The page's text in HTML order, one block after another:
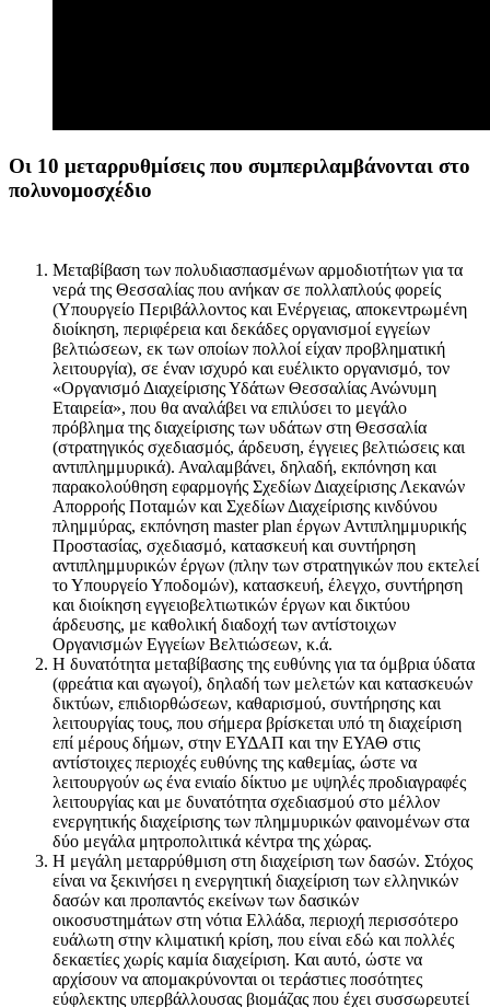
Οι 10 μεταρρυθμίσεις που συμπεριλαμβάνονται στο
πολυνομοσχέδιο
Μεταβίβαση των πολυδιασπασμένων αρμοδιοτήτων για τα
νερά της Θεσσαλίας που ανήκαν σε πολλαπλούς φορείς
(Υπουργείο Περιβάλλοντος και Ενέργειας, αποκεντρωμένη
διοίκηση, περιφέρεια και δεκάδες οργανισμοί εγγείων
βελτιώσεων, εκ των οποίων πολλοί είχαν προβληματική
λειτουργία), σε έναν ισχυρό και ευέλικτο οργανισμό, τον
«Οργανισμό Διαχείρισης Υδάτων Θεσσαλίας Ανώνυμη
Εταιρεία», που θα αναλάβει να επιλύσει το μεγάλο
πρόβλημα της διαχείρισης των υδάτων στη Θεσσαλία
(στρατηγικός σχεδιασμός, άρδευση, έγγειες βελτιώσεις και
αντιπλημμυρικά). Αναλαμβάνει, δηλαδή, εκπόνηση και
παρακολούθηση εφαρμογής Σχεδίων Διαχείρισης Λεκανών
Απορροής Ποταμών και Σχεδίων Διαχείρισης κινδύνου
πλημμύρας, εκπόνηση master plan έργων Αντιπλημμυρικής
Προστασίας, σχεδιασμό, κατασκευή και συντήρηση
αντιπλημμυρικών έργων (πλην των στρατηγικών που εκτελεί
το Υπουργείο Υποδομών), κατασκευή, έλεγχο, συντήρηση
και διοίκηση εγγειοβελτιωτικών έργων και δικτύου
άρδευσης, με καθολική διαδοχή των αντίστοιχων
Οργανισμών Εγγείων Βελτιώσεων, κ.ά.
Η δυνατότητα μεταβίβασης της ευθύνης για τα όμβρια ύδατα
(φρεάτια και αγωγοί), δηλαδή των μελετών και κατασκευών
δικτύων, επιδιορθώσεων, καθαρισμού, συντήρησης και
λειτουργίας τους, που σήμερα βρίσκεται υπό τη διαχείριση
επί μέρους δήμων, στην ΕΥΔΑΠ και την ΕΥΑΘ στις
αντίστοιχες περιοχές ευθύνης της καθεμίας, ώστε να
λειτουργούν ως ένα ενιαίο δίκτυο με υψηλές προδιαγραφές
λειτουργίας και με δυνατότητα σχεδιασμού στο μέλλον
ενεργητικής διαχείρισης των πλημμυρικών φαινομένων στα
δύο μεγάλα μητροπολιτικά κέντρα της χώρας.
Η μεγάλη μεταρρύθμιση στη διαχείριση των δασών. Στόχος
είναι να ξεκινήσει η ενεργητική διαχείριση των ελληνικών
δασών και προπαντός εκείνων των δασικών
οικοσυστημάτων στη νότια Ελλάδα, περιοχή περισσότερο
ευάλωτη στην κλιματική κρίση, που είναι εδώ και πολλές
δεκαετίες χωρίς καμία διαχείριση. Και αυτό, ώστε να
αρχίσουν να απομακρύνονται οι τεράστιες ποσότητες
εύφλεκτης υπερβάλλουσας βιομάζας που έχει συσσωρευτεί